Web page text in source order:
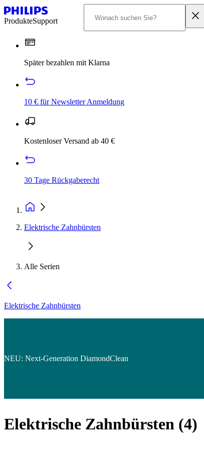
ProdukteSupport
Später bezahlen mit Klarna
10 € für Newsletter Anmeldung
Kostenloser Versand ab 40 €
30 Tage Rückgaberecht
Elektrische Zahnbürsten
Alle Serien
Elektrische Zahnbürsten
NEU: Next-Generation DiamondClean
Elektrische Zahnbürsten (4)